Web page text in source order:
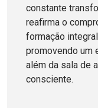
constante
reafirma o
formação
promovendo um
além da sala de
consciente.